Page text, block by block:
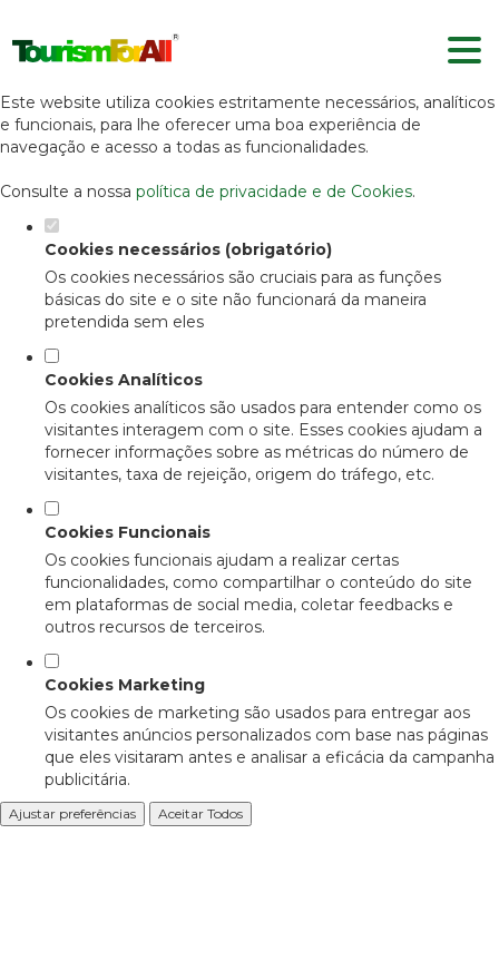
Defina as suas preferências de
cookies para este website.
Este website utiliza cookies estritamente necessários, analíticos
e funcionais, para lhe oferecer uma boa experiência de
navegação e acesso a todas as funcionalidades.
Consulte a nossa política de privacidade e de Cookies.
Cookies necessários (obrigatório)
Os cookies necessários são cruciais para as funções
básicas do site e o site não funcionará da maneira
pretendida sem eles
Cookies Analíticos
Os cookies analíticos são usados para entender como os
visitantes interagem com o site. Esses cookies ajudam a
fornecer informações sobre as métricas do número de
visitantes, taxa de rejeição, origem do tráfego, etc.
Cookies Funcionais
Os cookies funcionais ajudam a realizar certas
funcionalidades, como compartilhar o conteúdo do site
em plataformas de social media, coletar feedbacks e
outros recursos de terceiros.
Cookies Marketing
Os cookies de marketing são usados para entregar aos
visitantes anúncios personalizados com base nas páginas
que eles visitaram antes e analisar a eficácia da campanha
publicitária.
Ajustar preferências Aceitar Todos